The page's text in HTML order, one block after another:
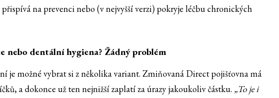
na prevenci nebo (v nejvyšší verzi) pokryje léčbu chronických
nebo dentální hygiena? Žádný problém
je možné vybrat si z několika variant. Zmiňovaná Direct pojišťovna má
a dokonce už ten nejnižší zaplatí za úrazy jakoukoliv částku. „To je i